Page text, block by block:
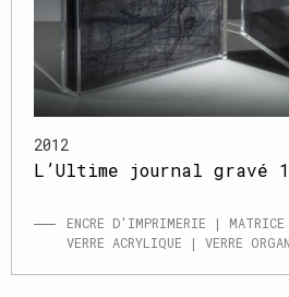
2012
L’Ultime journal gravé
ENCRE D'IMPRIMERIE |
VERRE ACRYLIQUE | VERRE